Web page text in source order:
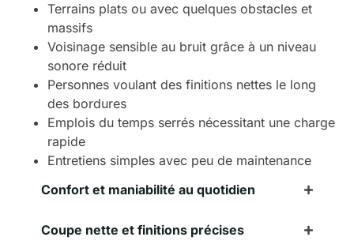
Terrains plats ou avec quelques obstacles et
massifs
Voisinage sensible au bruit grâce à un niveau
sonore réduit
Personnes voulant des finitions nettes le long
des bordures
Emplois du temps serrés nécessitant une charge
rapide
Entretiens simples avec peu de maintenance
Confort et maniabilité au quotidien
Coupe nette et finitions précises